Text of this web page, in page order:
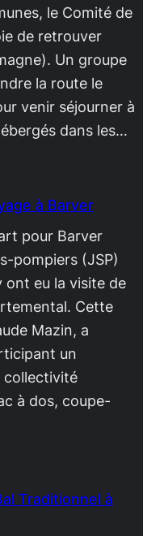
le Comité de
de retrouver
Un groupe
la route le
venir séjourner à
dans les…
à Barver
pour Barver
pompiers (JSP)
ont eu la visite de
Cette
Mazin, a
un
collectivité
à dos, coupe-
Traditionnel à